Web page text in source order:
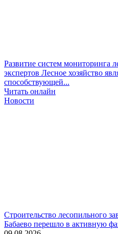
Развитие систем мониторинга
экспертов Лесное хозяйство
способствующей...
Читать онлайн
Новости
Строительство лесопильного
Бабаево перешло в активную